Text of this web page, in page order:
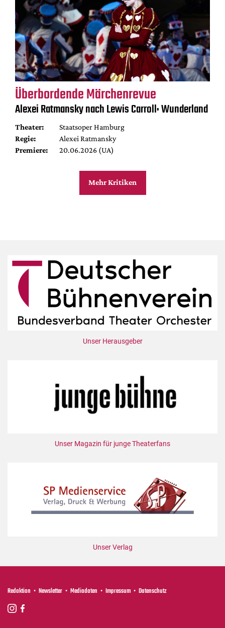
Überbordende Märchenrevue
Alexei Ratmansky nach Lewis Carroll: Wunderland
Theater:
Staatsoper Hamburg
Regie:
Alexei Ratmansky
Premiere:
20.06.2026 (UA)
Mehr Kritiken
Unser Herausgeber
Unser Magazin für junge Theaterfans
Unser Verlag
Redaktion Newsletter Mediadaten Impressum Datenschutz